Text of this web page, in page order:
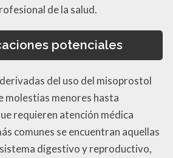
de la salud.
potenciales
del uso del misoprostol
molestias menores hasta
requieren atención médica
comunes se encuentran aquellas
digestivo y reproductivo,